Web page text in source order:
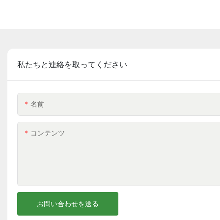
私たちと連絡を取ってください
名前
コンテンツ
お問い合わせを送る